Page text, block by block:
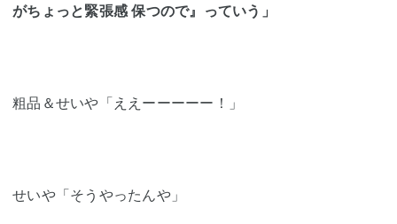
がちょっと緊張感 保つので』っていう」
粗品＆せいや「ええーーーーー！」
せいや「そうやったんや」